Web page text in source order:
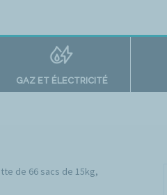
GAZ ET ÉLECTRICITÉ
de 66 sacs de 15kg,